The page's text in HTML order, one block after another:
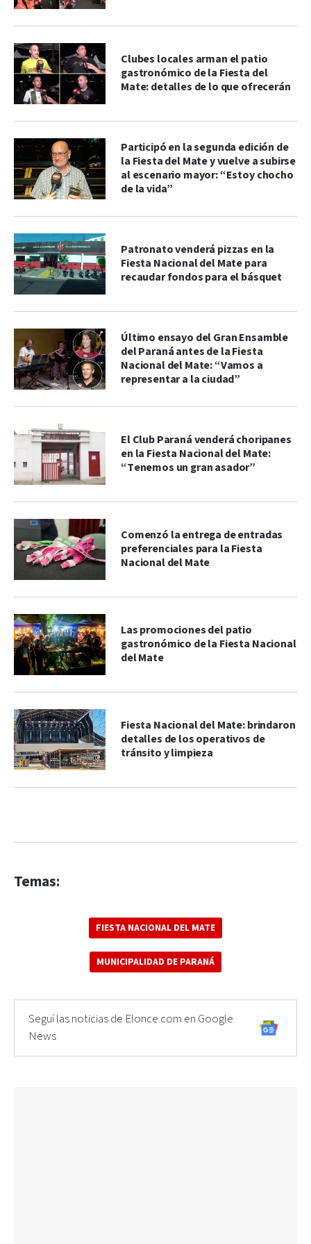
Clubes locales arman el patio
gastronómico de la Fiesta del
Mate: detalles de lo que ofrecerán
Participó en la segunda edición de
la Fiesta del Mate y vuelve a subirse
al escenario mayor: “Estoy chocho
de la vida”
Patronato venderá pizzas en la
Fiesta Nacional del Mate para
recaudar fondos para el básquet
Último ensayo del Gran Ensamble
del Paraná antes de la Fiesta
Nacional del Mate: “Vamos a
representar a la ciudad”
El Club Paraná venderá choripanes
en la Fiesta Nacional del Mate:
“Tenemos un gran asador”
Comenzó la entrega de entradas
preferenciales para la Fiesta
Nacional del Mate
Las promociones del patio
gastronómico de la Fiesta Nacional
del Mate
Fiesta Nacional del Mate: brindaron
detalles de los operativos de
tránsito y limpieza
Temas:
FIESTA NACIONAL DEL MATE
MUNICIPALIDAD DE PARANÁ
Seguí las noticias de Elonce.com en Google
News